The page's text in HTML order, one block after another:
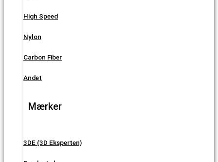
High Speed
Nylon
Carbon Fiber
Andet
Mærker
3DE (3D Eksperten)